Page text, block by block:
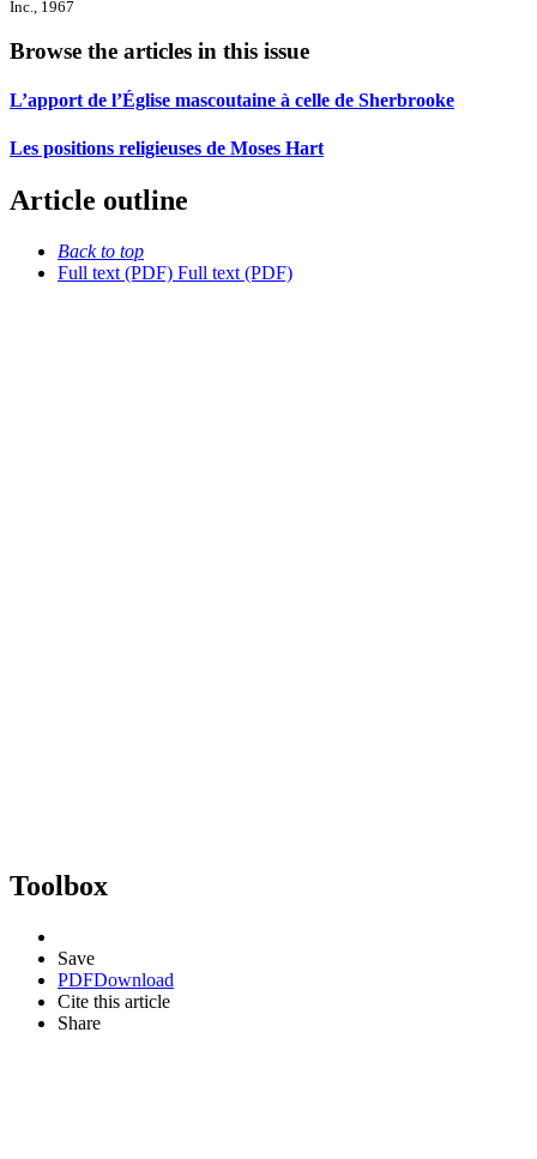
Inc., 1967
Browse the articles in this issue
L’apport de l’Église mascoutaine à celle de Sherbrooke
Les positions religieuses de Moses Hart
Article outline
Back to top
Full text (PDF) Full text (PDF)
Toolbox
Save
PDFDownload
Cite this article
Share